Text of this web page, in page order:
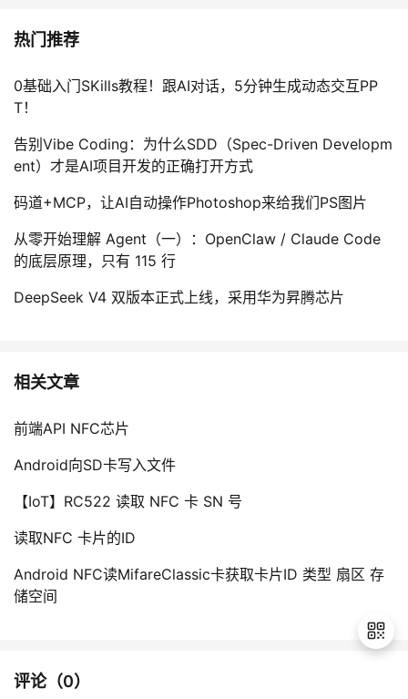
热门推荐
0基础入门SKills教程！跟AI对话，5分钟生成动态交互PP
T！
告别Vibe Coding：为什么SDD（Spec-Driven Developm
ent）才是AI项目开发的正确打开方式
码道+MCP，让AI自动操作Photoshop来给我们PS图片
从零开始理解 Agent（一）：OpenClaw / Claude Code
的底层原理，只有 115 行
DeepSeek V4 双版本正式上线，采用华为昇腾芯片
相关文章
前端API NFC芯片
Android向SD卡写入文件
【IoT】RC522 读取 NFC 卡 SN 号
读取NFC 卡片的ID
Android NFC读MifareClassic卡获取卡片ID 类型 扇区 存
储空间
评论（0）